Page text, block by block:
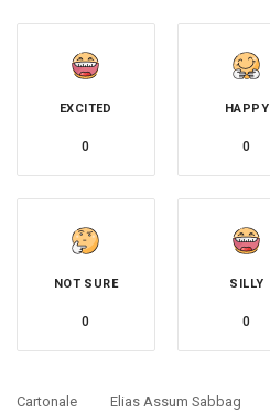
EXCITED
0
HAPPY
0
NOT SURE
0
SILLY
0
Cartonale
Elias Assum Sabbag